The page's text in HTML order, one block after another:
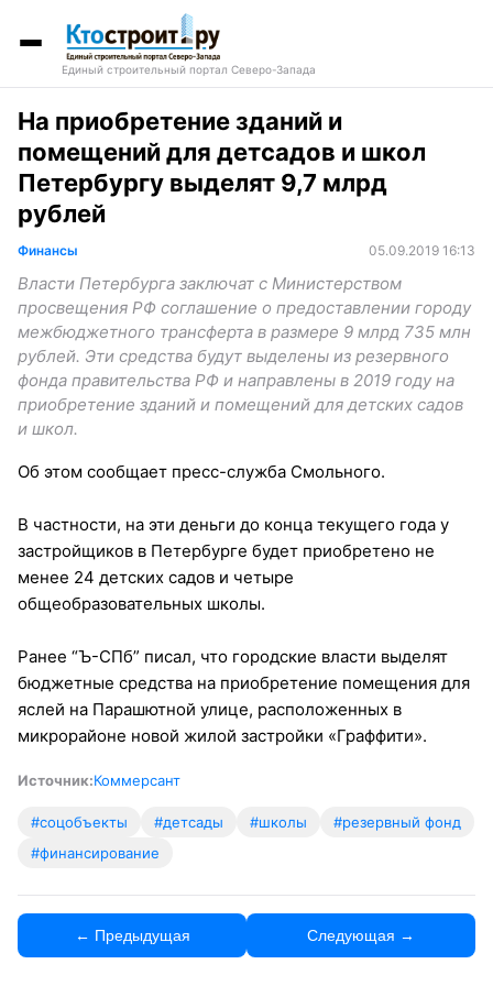
Единый строительный портал Северо-Запада
На приобретение зданий и
помещений для детсадов и школ
Петербургу выделят 9,7 млрд
рублей
Финансы 05.09.2019 16:13
Власти Петербурга заключат с Министерством
просвещения РФ соглашение о предоставлении городу
межбюджетного трансферта в размере 9 млрд 735 млн
рублей. Эти средства будут выделены из резервного
фонда правительства РФ и направлены в 2019 году на
приобретение зданий и помещений для детских садов
и школ.
Об этом сообщает пресс-служба Смольного.
В частности, на эти деньги до конца текущего года у
застройщиков в Петербурге будет приобретено не
менее 24 детских садов и четыре
общеобразовательных школы.
Ранее “Ъ-СПб” писал, что городские власти выделят
бюджетные средства на приобретение помещения для
яслей на Парашютной улице, расположенных в
микрорайоне новой жилой застройки «Граффити».
Источник:Коммерсант
#соцобъекты #детсады #школы
#резервный фонд
#финансирование
← Предыдущая Следующая →